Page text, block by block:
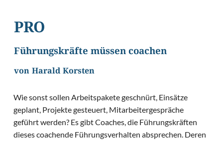
PRO
Führungskräfte müssen coachen
von Harald Korsten
Wie sonst sollen Arbeitspakete geschnürt, Einsätze
geplant, Projekte gesteuert, Mitarbeitergespräche
geführt werden? Es gibt Coaches, die Führungskräften
dieses coachende Führungsverhalten absprechen. Deren